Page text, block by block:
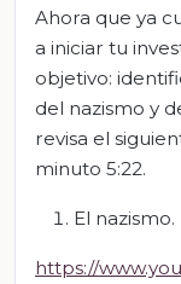
Ahora que ya
a iniciar tu
objetivo:
del nazismo y
revisa el
minuto 5:22.
El
https://